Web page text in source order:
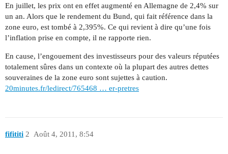
En juillet, les prix ont en effet augmenté en Allemagne de 2,4% sur
un an. Alors que le rendement du Bund, qui fait référence dans la
zone euro, est tombé à 2,395%. Ce qui revient à dire qu’une fois
l’inflation prise en compte, il ne rapporte rien.
En cause, l’engouement des investisseurs pour des valeurs réputées
totalement sûres dans un contexte où la plupart des autres dettes
souveraines de la zone euro sont sujettes à caution.
20minutes.fr/ledirect/765468 … er-pretres
fifititi Août 4, 2011, 8:54
2